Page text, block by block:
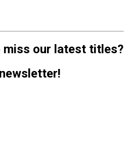
miss our latest titles?